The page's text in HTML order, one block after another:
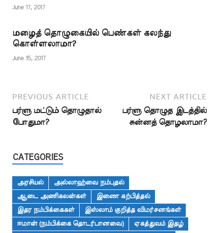
June 17, 2017
மழைத் தொழுகையில் பெண்கள் கலந்து
கொள்ளலாமா?
June 15, 2017
PREVIOUS ARTICLE
பர்ளு மட்டும் தொழுதால்
போதுமா?
NEXT ARTICLE
பர்ளு தொழுத இடத்தில்
சுன்னத் தொழலாமா?
CATEGORIES
அரசியல்
அல்லாஹ்வை நம்புதல்
ஆடை அணிகலன்கள்
இணை கற்பித்தல்
இதர நம்பிக்கைகள்
இஸ்லாம் குறித்த விமர்சனங்கள்
ஈமான் (நம்பிக்கை தொடர்பானவை)
ஏகத்துவம் இதழ்